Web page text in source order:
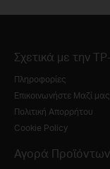
Σχετικά με την
Πληροφορίες
Επικοινωνήστε Μαζί μας
Πολιτική Απορρήτου
Cookie Policy
Αγορά Προϊόντων